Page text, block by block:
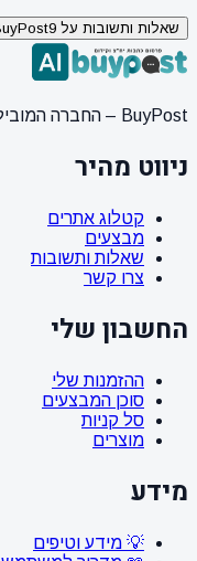
שאלות ותשובות על AI.BuyPost 9 שאלות נפוצות · לחצו לצפייה
BuyPost – החברה המובילה בישראל לפרסום כתבות תוכן וקישורים באתרי חדשות ותוכן מובילים. מחירון מעודכן, כתיבת AI מתקדמת, קידום אתרים SEO מקצועי. 11 שנות ניסיון ואלפי לקוחות מרוצים.
ניווט מהיר
קטלוג אתרים
מבצעים
שאלות ותשובות
צרו קשר
החשבון שלי
ההזמנות שלי
סוכן המבצעים
סל קניות
מוצרים
מידע
💡 מידע וטיפים